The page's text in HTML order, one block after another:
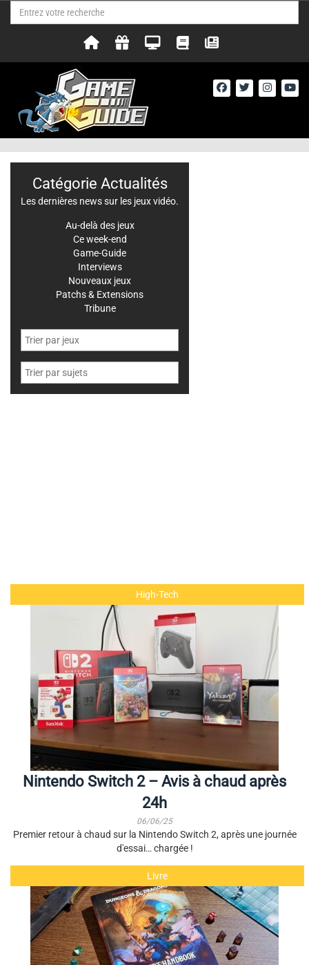
High-Tech
Nintendo Switch 2 – Avis à chaud après
24h
06/06/25
Premier retour à chaud sur la Nintendo Switch 2, après une journée
d'essai… chargée !
Livre
Catégorie Actualités
Les dernières news sur les jeux vidéo.
Au-delà des jeux
Ce week-end
Game-Guide
Interviews
Nouveaux jeux
Patchs & Extensions
Tribune